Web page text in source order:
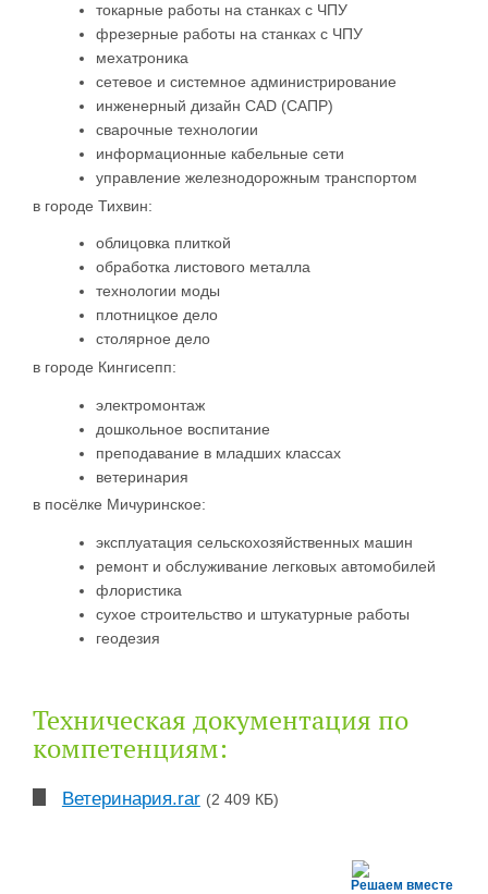
токарные работы на станках с ЧПУ
фрезерные работы на станках с ЧПУ
мехатроника
сетевое и системное администрирование
инженерный дизайн CAD (САПР)
сварочные технологии
информационные кабельные сети
управление железнодорожным транспортом
в городе Тихвин:
облицовка плиткой
обработка листового металла
технологии моды
плотницкое дело
столярное дело
в городе Кингисепп:
электромонтаж
дошкольное воспитание
преподавание в младших классах
ветеринария
в посёлке Мичуринское:
эксплуатация сельскохозяйственных машин
ремонт и обслуживание легковых автомобилей
флористика
сухое строительство и штукатурные работы
геодезия
Техническая документация по
компетенциям:
Ветеринария.rar (2 409 КБ)
Решаем вместе